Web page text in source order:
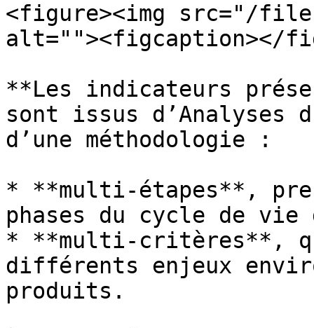
<figure><img src="/
alt=""><figcaption></
**Les indicateurs
sont issus
d’une méthodologie :
* **multi-étapes**,
phases du cycle de
* **multi-critères**,
différents enjeux
produits.